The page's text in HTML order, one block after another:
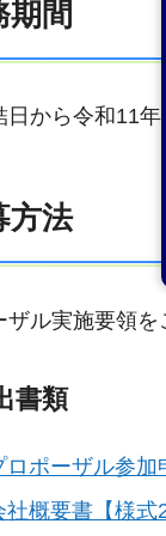
期間
から令和11年
方法
ザル実施要領
書類
ロポーザル参
社概要書【様